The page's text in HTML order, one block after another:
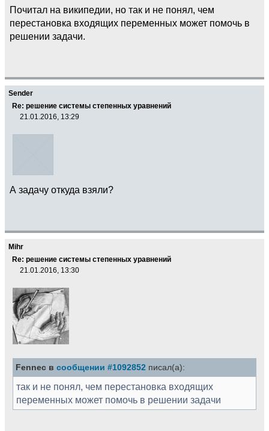
Почитал на википедии, но так и не понял, чем
перестановка входящих переменных может помочь в
решении задачи.
Sender
Re: решение системы степенных уравнений
21.01.2016, 13:29
А задачу откуда взяли?
Mihr
Re: решение системы степенных уравнений
21.01.2016, 13:30
Fennec в сообщении #1092852 писал(а):
так и не понял, чем перестановка входящих
переменных может помочь в решении задачи